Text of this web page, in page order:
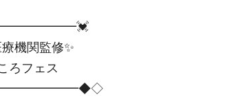
関監修✨
フェス